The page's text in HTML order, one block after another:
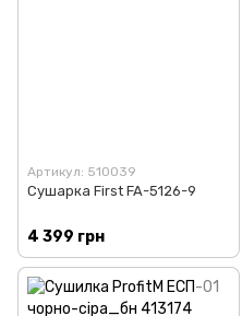
Артикул: 510039
Сушарка First FA-5126-9
4 399 грн